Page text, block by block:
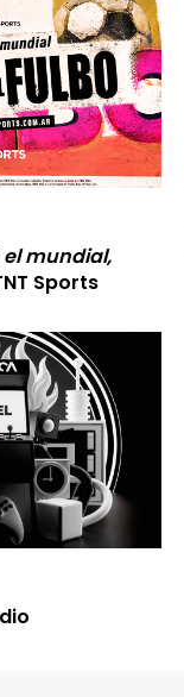
el mundial,
Sports